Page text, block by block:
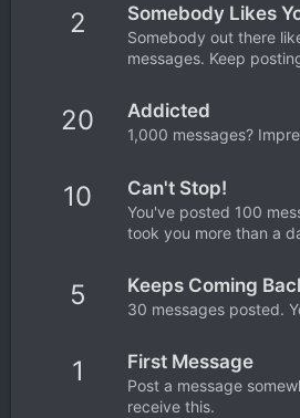
2 Somebody Likes
Somebody out there
messages. Keep
20 Addicted
1,000 messages?
10 Can't Stop!
You've posted 100
took you more than a
5 Keeps Coming
30 messages posted.
1 First Message
Post a message
receive this.